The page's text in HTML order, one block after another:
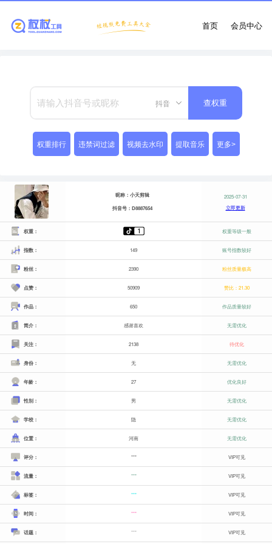
会员中心
首页
抖音 查权重
权重排行 违禁词过滤 视频去水印 提取音乐 更多>
昵称：小天剪辑
抖音号：D8887654
2025-07-31
立即更新
权重： 权重等级一般
指数： 149 账号指数较好
粉丝： 2390 粉丝质量极高
点赞： 50909 赞比：21.30
作品： 650 作品质量较好
简介： 感谢喜欢 无需优化
关注： 2138 待优化
身份： 无 无需优化
年龄： 27 优化良好
性别： 男 无需优化
学校： 隐 无需优化
位置： 河南 无需优化
评分： *** VIP可见
流量： *** VIP可见
标签： *** VIP可见
时间： *** VIP可见
话题： *** VIP可见